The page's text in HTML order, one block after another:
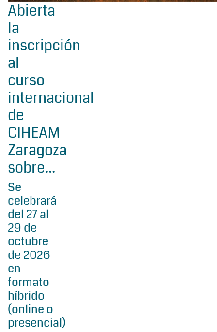
Abierta
la
inscripción
al
curso
internacional
de
CIHEAM
Zaragoza
sobre...
Se
celebrará
del 27 al
29 de
octubre
de 2026
en
formato
híbrido
(online o
presencial)